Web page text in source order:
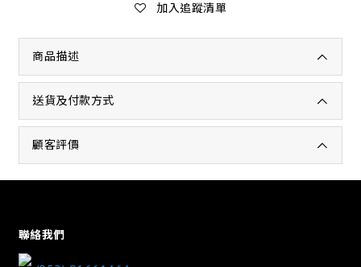
加入追蹤清單
商品描述
送貨及付款方式
顧客評價
聯絡我們